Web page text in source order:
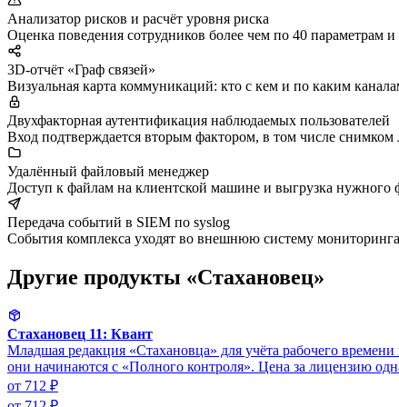
Анализатор рисков и расчёт уровня риска
Оценка поведения сотрудников более чем по 40 параметрам
3D-отчёт «Граф связей»
Визуальная карта коммуникаций: кто с кем и по каким
Двухфакторная аутентификация наблюдаемых пользователей
Вход подтверждается вторым фактором, в том числе снимком
Удалённый файловый менеджер
Доступ к файлам на клиентской машине и выгрузка нужного
Передача событий в SIEM по syslog
События комплекса уходят во внешнюю систему
Другие продукты «Стахановец»
Стахановец 11: Квант
Младшая редакция «Стахановца» для учёта рабочего
они начинаются с «Полного контроля». Цена за лицензию
от 712 ₽